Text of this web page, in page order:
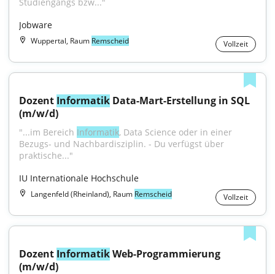
Jobware
Wuppertal, Raum Remscheid Vollzeit
Dozent Informatik Data-Mart-Erstellung in SQL
(m/w/d)
"...im Bereich Informatik, Data Science oder in einer
Bezugs- und Nachbardisziplin. - Du verfügst über
praktische..."
IU Internationale Hochschule
Langenfeld (Rheinland), Raum Remscheid Vollzeit
Dozent Informatik Web-Programmierung
(m/w/d)